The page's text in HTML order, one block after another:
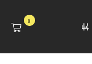
0